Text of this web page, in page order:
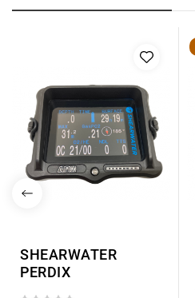
SHEARWATER
PERDIX